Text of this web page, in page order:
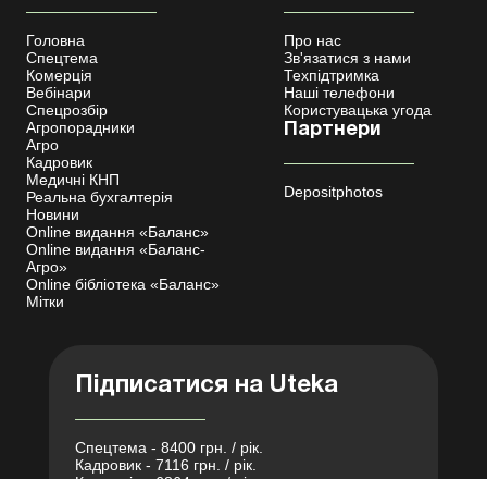
Головна
Спецтема
Комерція
Вебінари
Спецрозбір
Агропорадники
Агро
Кадровик
Медичні КНП
Реальна бухгалтерія
Новини
Online видання «Баланс»
Online видання «Баланс-
Агро»
Online бібліотека «Баланс»
Мітки
Про нас
Зв'язатися з нами
Техпідтримка
Наші телефони
Користувацька угода
Партнери
Depositphotos
Підписатися на Uteka
Спецтема - 8400 грн. / рік.
Кадровик - 7116 грн. / рік.